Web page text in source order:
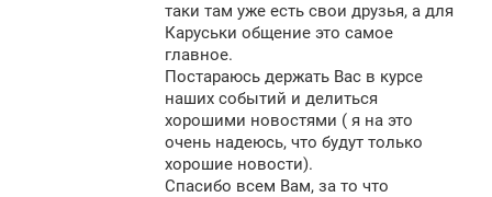
таки там уже есть свои друзья, а для
Каруськи общение это самое
главное.
Постараюсь держать Вас в курсе
наших событий и делиться
хорошими новостями ( я на это
очень надеюсь, что будут только
хорошие новости).
Спасибо всем Вам, за то что